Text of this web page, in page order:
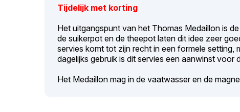
Tijdelijk met korting
Het uitgangspunt van het Thomas Medaillon is
de suikerpot en de theepot laten dit idee zeer
servies komt tot zijn recht in een formele setting,
dagelijks gebruik is dit servies een aanwinst voor
Het Medaillon mag in de vaatwasser en de